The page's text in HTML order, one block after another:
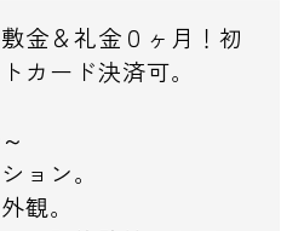
金＆礼金０ヶ月！初
カード決済可。
ョン。
観。